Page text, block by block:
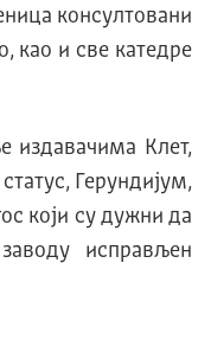
консултовани
као и све катедре
издавачима Клет,
Герундијум,
који су дужни да
исправљен